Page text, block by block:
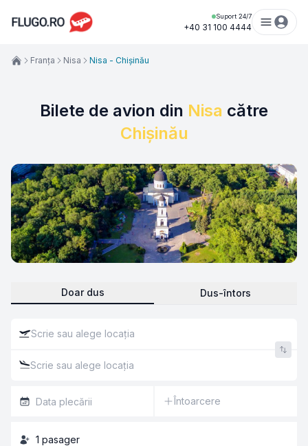
Suport 24/7
+40 31 100 4444
Bilete de avion din Nisa către
Chișinău
Doar dus Dus-întors
Întoarcere
1 pasager
Franța Nisa Nisa - Chișinău